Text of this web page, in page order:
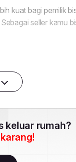
keluar rumah?